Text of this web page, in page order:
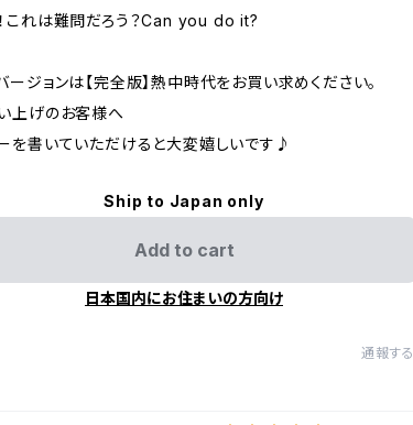
これは難問だろう？Can you do it?
ージョンは【完全版】熱中時代をお買い求めください。
上げのお客様へ
を書いていただけると大変嬉しいです♪
Ship to Japan only
Add to cart
日本国内にお住まいの方向け
通報する